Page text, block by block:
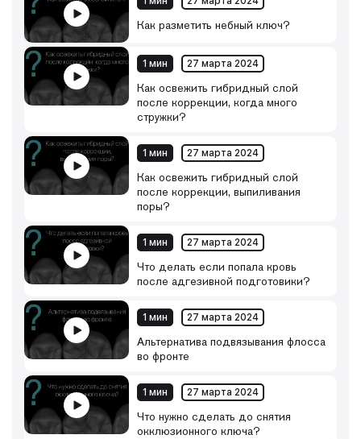
Как разметить небный ключ?
1 мин 27 марта 2024
Как освежить гибридный слой
после коррекции, когда много
стружки?
1 мин 27 марта 2024
Как освежить гибридный слой
после коррекции, выпиливания
поры?
1 мин 27 марта 2024
Что делать если попала кровь
после адгезивной подготовики?
1 мин 27 марта 2024
Альтернатива подвязывания флосса
во фронте
1 мин 27 марта 2024
Что нужно сделать до снятия
окклюзионного ключа?